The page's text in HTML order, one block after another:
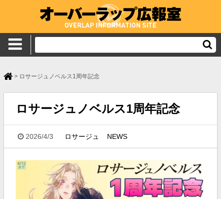
> ロサージュノベルス1周年記念
ロサージュノベルス1周年記念
2026/4/3 ロサージュ NEWS